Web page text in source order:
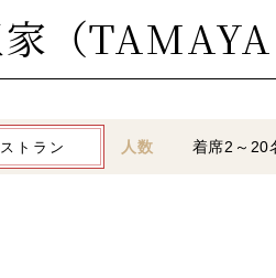
（
トラン 人数 着席2～20